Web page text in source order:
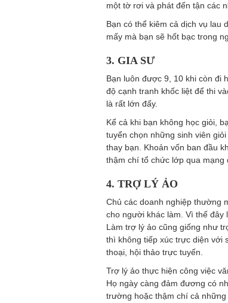
một tờ rơi và phát đến tận các
Bạn có thể kiêm cả dịch vụ lau
mấy mà bạn sẽ hốt bạc trong
3. GIA SƯ
Bạn luôn được 9, 10 khi còn đi
độ cạnh tranh khốc liệt để thi
là rất lớn đấy.
Kể cả khi bạn không học giỏi,
tuyển chọn những sinh viên
thay bạn. Khoản vốn ban đầu
thậm chí tổ chức lớp qua mạng
4. TRỢ LÝ ẢO
Chủ các doanh nghiệp thường
cho người khác làm. Vì thế đây
Làm trợ lý ảo cũng giống như
thì không tiếp xúc trực diện với
thoại, hội thảo trực tuyến.
Trợ lý ảo thực hiện công việc
Họ ngày càng đảm đương có
trường hoặc thậm chí cả